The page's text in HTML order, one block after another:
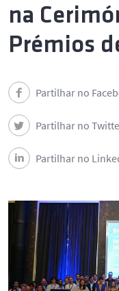
na
Prémios
Partilhar no
Partilhar no
Partilhar no